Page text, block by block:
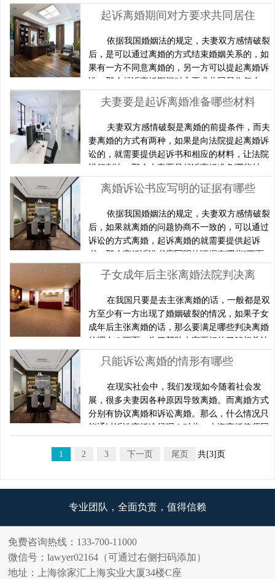
都可以吗?下面由上海离婚律师网上海离婚律师
为读者进行相关知识的解答。上法院起诉离婚是
不是在什么地方都可以起诉离婚是有一定管辖权
的，一般情况下由被告所有在法院进行管辖，有
特殊情况的，可以原告或者常住地法院管辖。
《中华人民共和国民事诉讼法》……
依据我国婚姻法的规定，夫妻双方感情破裂
后，是可以通过离婚的方式结束婚姻关系的，如
果有一方不同意离婚的，另一方可以提起离婚诉
讼，那么起诉离婚期间对方要求共同居住怎么
办?下面由上海离婚律师网上海离婚律师为读者
进行相关知识的解答。起诉离婚期间对方要求共
同居住如何处理在当事人起诉离婚直至法院判决
双方离婚且判决生效前，双方依然是合法夫妻。
那么，既然是合法夫妻，就有共同居住权。但是
由于在起诉离婚期间，所以这个……
夫妻要是起诉离婚准备哪些材料
夫妻双方感情破裂是离婚的前提条件，而夫
妻离婚的方式有两种，如果是向法院提起离婚诉
讼的，就需要提供起诉书和相应的材料，让法院
进行判决，那么夫妻要是起诉离婚准备哪些材
料?下面由上海离婚律师网上海离婚律师为读者
进行相关知识的解答。夫妻要是起诉离婚准备什
么材料必备材料：(1)原告方的身份证原件，审核
完即归还原告。(2)双方夫妻关系的证明，一般可
提供结婚证和婚姻登记机关出具的婚姻状况证
明。(3)夫妻共同财产……
离婚诉讼书应写明的证据有哪些
依据我国婚姻法的规定，夫妻双方感情破裂
后，如果就离婚的问题协商不一致的，可以通过
诉讼的方式离婚，起诉离婚的就需要提供起诉
书，那么离婚诉讼书应写明的证据有哪些?下面
由上海离婚律师网上海离婚律师为读者进行相关
知识的解答。离婚诉讼书应写明的证据有什么
(一)、证明当事人(原、被告)的诉讼主体资格的
证据1、证明原、被告是夫妻关系的证据，如结
婚证、婚姻关系证明书、户口簿以及身份证;2、
如涉及构成事实婚姻的，应……
子女成年后主张离婚法院判决离婚的理由是什么
在我国只要是去主张离婚的话，一般都是双
方至少有一方出现了婚姻破裂的情况，如果子女
成年后主张离婚的话，那么要满足哪些判决离婚
的理由？下面，为了帮助大家更好的了解相关法
律知识，上海离婚律师网上海离婚律师整理了相
关的内容，希望对您有所帮助。子女成年后主张
离婚法院判决离婚的理由是什么案件事实：子女
成年后主张离婚原告于某红诉称：我与被告于某
飞经人介绍相识，于1987年未经登记结婚，婚后
育有一子于某某，现已成……
只能诉讼离婚的情形有哪些
在现实社会中，我们发现如今随着社会发
展，很多夫妻因各种原因导致离婚。而离婚方式
分别有协议离婚和诉讼离婚。那么，什么情况只
能通过诉讼离婚途径呢？对此，上海离婚律师网
望能够有所帮助。只能诉讼离婚的情形有哪些如
婚的当事人只能向法院起诉要……
1 2 3 下一页 尾页 共[3]页
专业团队，全面负责，值得信赖
免费咨询热线：133-700-11000
微信号：lawyer02164（可通过右侧扫码添加）
地址：上海徐家汇上海实业大厦34楼C座